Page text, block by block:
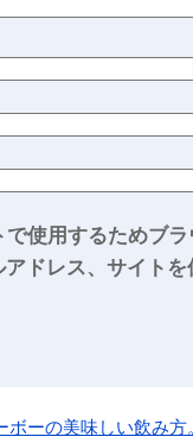
で使用するためブラ
ドレス、サイトを
ボーの美味しい飲み方